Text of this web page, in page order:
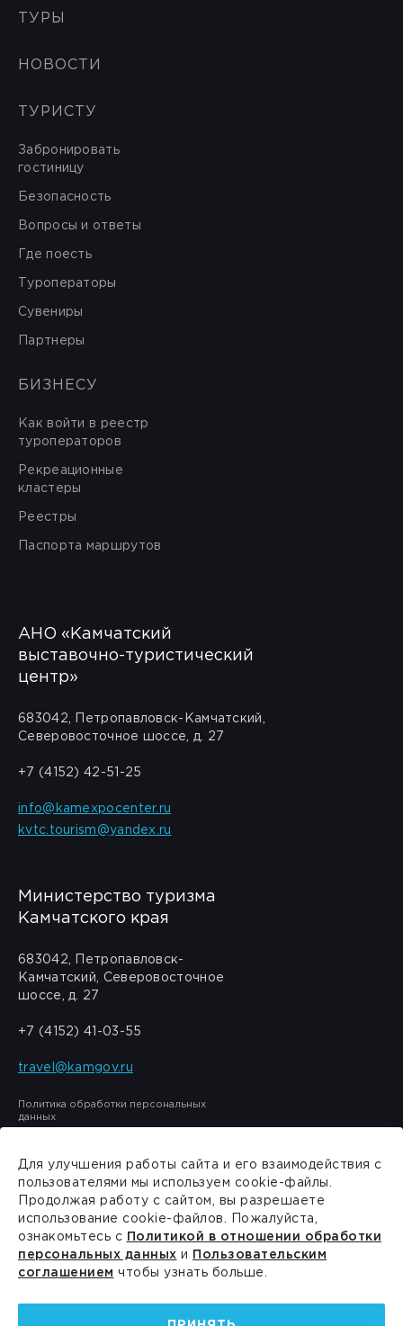
ТУРЫ
НОВОСТИ
ТУРИСТУ
Забронировать
гостиницу
Безопасность
Вопросы и ответы
Где поесть
Туроператоры
Сувениры
Партнеры
БИЗНЕСУ
Как войти в реестр
туроператоров
Рекреационные
кластеры
Реестры
Паспорта маршрутов
АНО «Камчатский
выставочно-туристический
центр»
683042, Петропавловск-Камчатский,
Северовосточное шоссе, д. 27
+7 (4152) 42-51-25
info@kamexpocenter.ru
kvtc.tourism@yandex.ru
Министерство туризма
Камчатского края
683042, Петропавловск-
Камчатский, Северовосточное
шоссе, д. 27
+7 (4152) 41-03-55
travel@kamgov.ru
Политика обработки персональных
данных
Сделано в
Для улучшения работы сайта и его взаимодействия с
пользователями мы используем cookie-файлы.
Продолжая работу с сайтом, вы разрешаете
использование cookie-файлов. Пожалуйста,
ознакомьтесь с Политикой в отношении обработки
персональных данных и
Пользовательским
соглашением чтобы узнать больше.